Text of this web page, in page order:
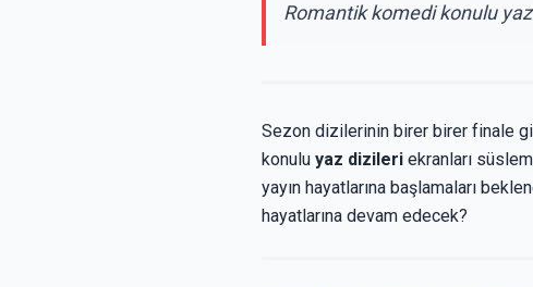
Romantik komedi konulu
Sezon dizilerinin birer birer finale
konulu yaz dizileri ekranları
yayın hayatlarına başlamaları
hayatlarına devam edecek?